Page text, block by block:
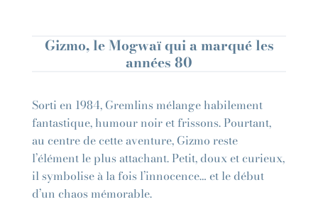
Gizmo, le Mogwaï qui a marqué les
années 80
Sorti en 1984, Gremlins mélange habilement
fantastique, humour noir et frissons. Pourtant,
au centre de cette aventure, Gizmo reste
l’élément le plus attachant. Petit, doux et curieux,
il symbolise à la fois l’innocence… et le début
d’un chaos mémorable.